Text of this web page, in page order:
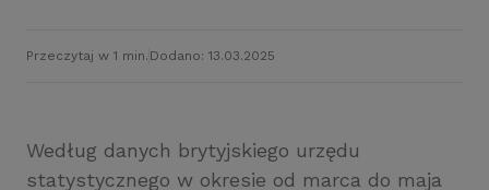
Przeczytaj w 1 min. Dodano: 13.03.2025
Według danych brytyjskiego urzędu
statystycznego w okresie od marca do maja